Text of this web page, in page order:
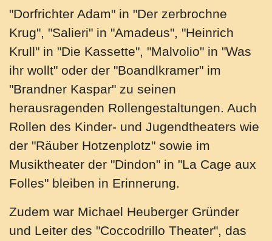
"Dorfrichter Adam" in "Der zerbrochne
Krug", "Salieri" in "Amadeus", "Heinrich
Krull" in "Die Kassette", "Malvolio" in "Was
ihr wollt" oder der "Boandlkramer" im
"Brandner Kaspar" zu seinen
herausragenden Rollengestaltungen. Auch
Rollen des Kinder- und Jugendtheaters wie
der "Räuber Hotzenplotz" sowie im
Musiktheater der "Dindon" in "La Cage aux
Folles" bleiben in Erinnerung.
Zudem war Michael Heuberger Gründer
und Leiter des "Coccodrillo Theater", das